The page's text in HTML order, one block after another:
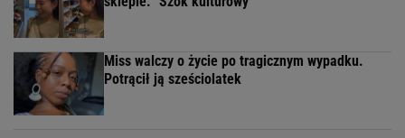
Miss walczy o życie po tragicznym wypadku.
Potrącił ją sześciolatek